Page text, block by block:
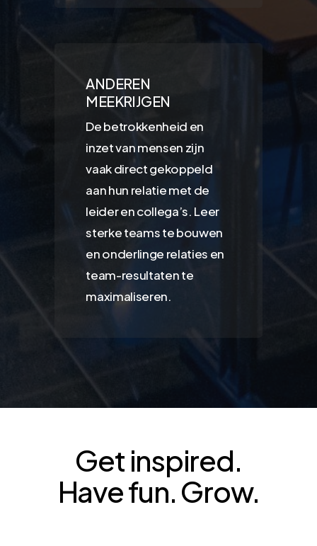
ANDEREN
MEEKRIJGEN
De betrokkenheid en
inzet van mensen zijn
vaak direct gekoppeld
aan hun relatie met de
leider en collega’s. Leer
sterke teamste bouwen
en onderlinge relaties en
team-resultaten te
maximaliseren.
Get inspired.
Have fun. Grow.